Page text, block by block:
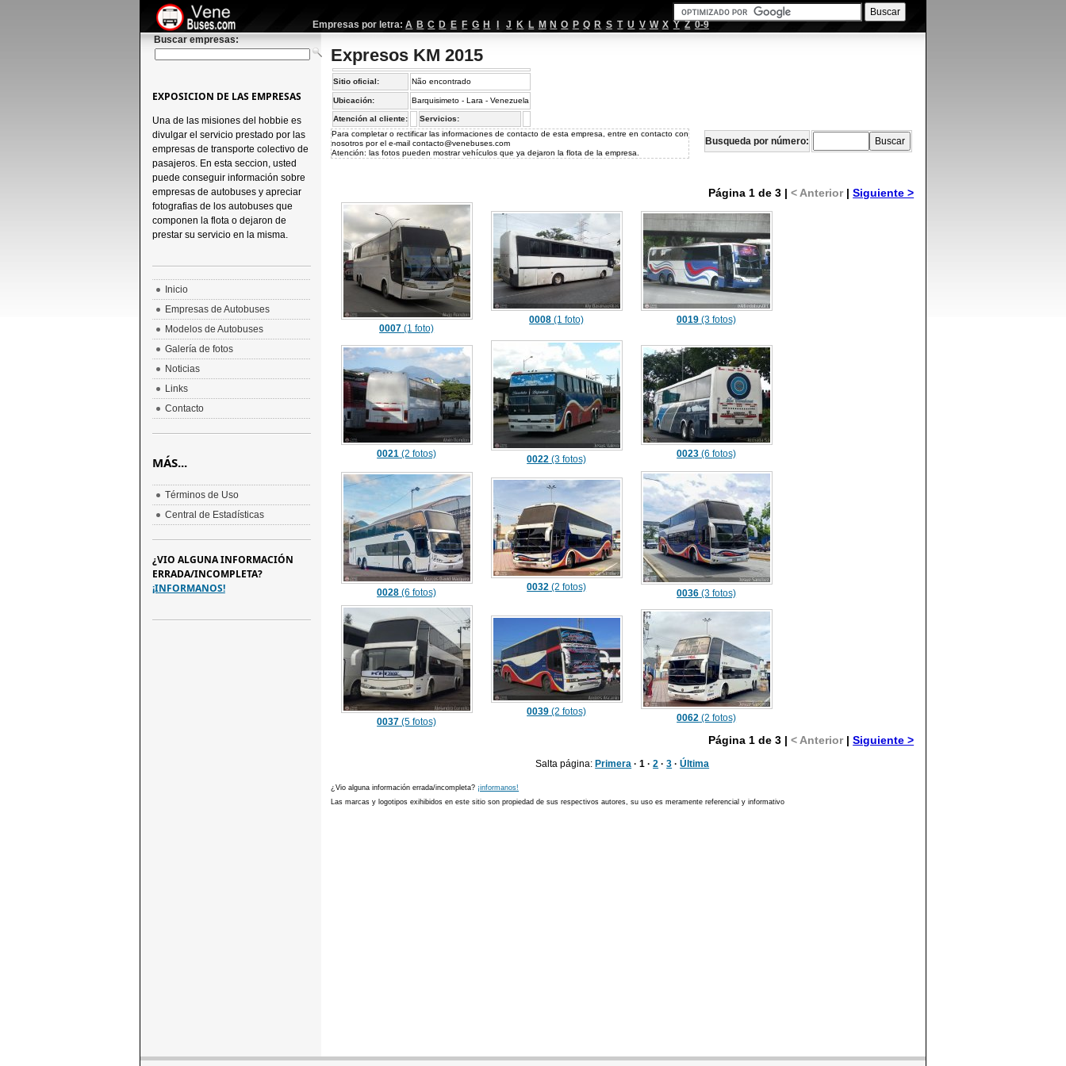
Empresas por letra: A B C D E F G H J K L M N O P Q R S T U V W X Y Z 0-9
Buscar empresas:
Expresos KM 2015
Sitio oficial: Não encontrado
Ubicación: Barquisimeto - Lara - Venezuela
Atención al cliente:
Servicios:
Para completar o rectificar las informaciones de contacto de esta empresa, entre en contacto con
nosotros por el e-mailcontacto@venebuses.com
Atención: las fotos pueden mostrar vehículos que ya dejaron la flota de la empresa.
Busqueda por número:
Página 1 de 3 |< Anterior|Siguiente >
0007 (1 foto)
0008 (1 foto) 0019 (3 fotos)
0021 (2 fotos) 0022 (3 fotos) 0023 (6 fotos)
0028 (6 fotos) 0032 (2 fotos)
0036 (3 fotos)
0037 (5 fotos)
0039 (2 fotos)
0062 (2 fotos)
Página 1 de 3 |< Anterior|Siguiente >
Salta página: Primera · 1 ·2 ·3 ·Última
¿Vio alguna información errada/incompleta? ¡informanos!
Las marcas y logotipos exihibidos en este sitio son propiedad de sus respectivos autores, su uso es meramente referencial y informativo
EXPOSICION DE LAS EMPRESAS
Una de las misiones del hobbie es
divulgar el servicio prestado por las
empresas de transporte colectivo de
pasajeros. En esta seccion, usted
puede conseguir información sobre
empresas de autobuses y apreciar
fotografias de los autobuses que
componen la flota o dejaron de
prestar su servicio en la misma.
Inicio
Empresas de Autobuses
Modelos de Autobuses
Galería de fotos
Noticias
Links
Contacto
MÁS...
Términos de Uso
Central de Estadísticas
¿VIO ALGUNA INFORMACIÓN
ERRADA/INCOMPLETA?
¡INFORMANOS!